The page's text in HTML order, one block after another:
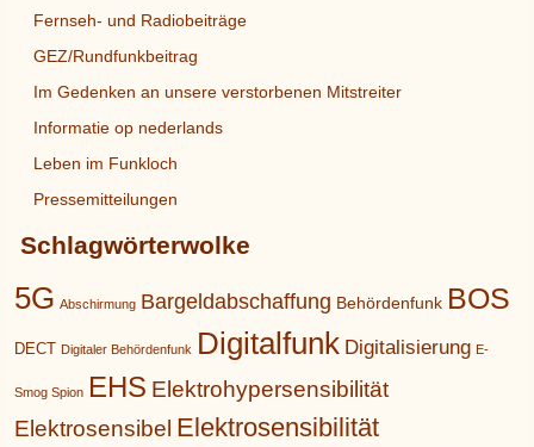
Fernseh- und Radiobeiträge
GEZ/Rundfunkbeitrag
Im Gedenken an unsere verstorbenen Mitstreiter
Informatie op nederlands
Leben im Funkloch
Pressemitteilungen
Schlagwörterwolke
5G Abschirmung Bargeldabschaffung Behördenfunk BOS
DECT Digitaler Behördenfunk Digitalfunk Digitalisierung E-
Smog Spion EHS Elektrohypersensibilität
Elektrosensibel Elektrosensibilität